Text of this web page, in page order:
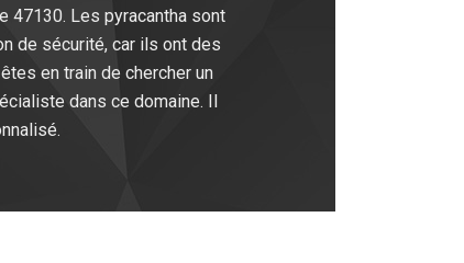
47130. Les pyracantha sont
de sécurité, car ils ont des
en train de chercher un
dans ce domaine. Il